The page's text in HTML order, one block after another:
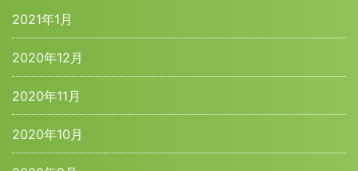
2021年1月
2020年12月
2020年11月
2020年10月